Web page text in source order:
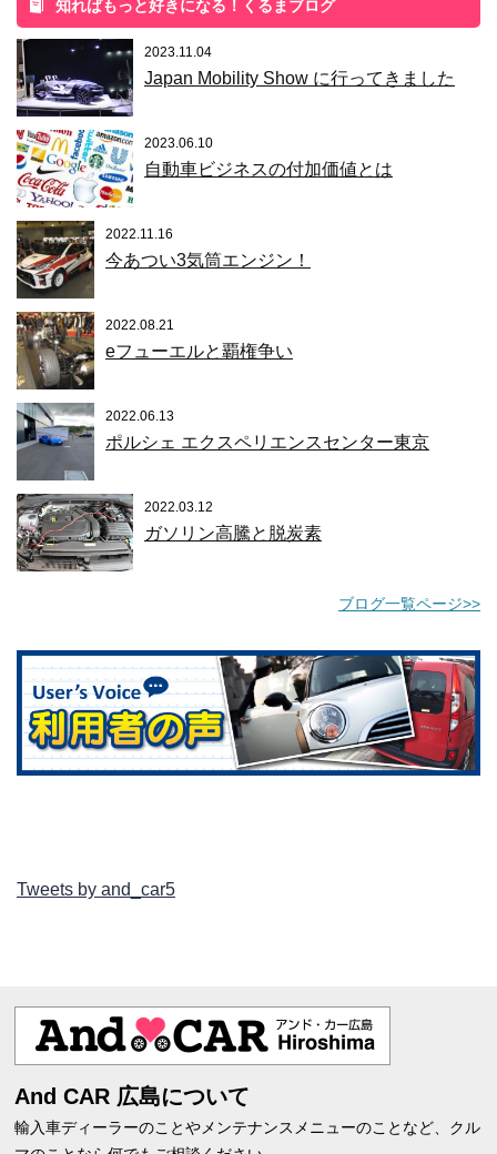
知ればもっと好きになる！くるまブログ
2023.11.04
Japan Mobility Show に行ってきました
2023.06.10
自動車ビジネスの付加価値とは
2022.11.16
今あつい3気筒エンジン！
2022.08.21
eフューエルと覇権争い
2022.06.13
ポルシェ エクスペリエンスセンター東京
2022.03.12
ガソリン高騰と脱炭素
ブログ一覧ページ>>
Tweets by and_car5
And CAR 広島について
輸入車ディーラーのことやメンテナンスメニューのことなど、クル